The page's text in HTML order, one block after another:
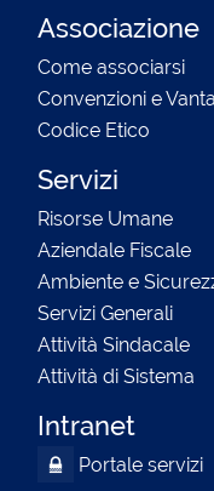
Associazione
Come associarsi
Convenzioni e
Codice Etico
Servizi
Risorse Umane
Aziendale Fiscale
Ambiente e
Servizi Generali
Attività Sindacale
Attività di Sistema
Intranet
Portale servizi